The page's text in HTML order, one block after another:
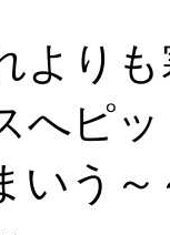
より
へピ
いう